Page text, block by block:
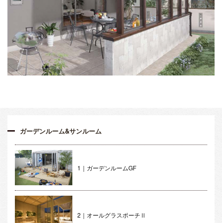
ガーデンルーム&サンルーム
1｜ガーデンルームGF
2｜オールグラスポーチⅡ